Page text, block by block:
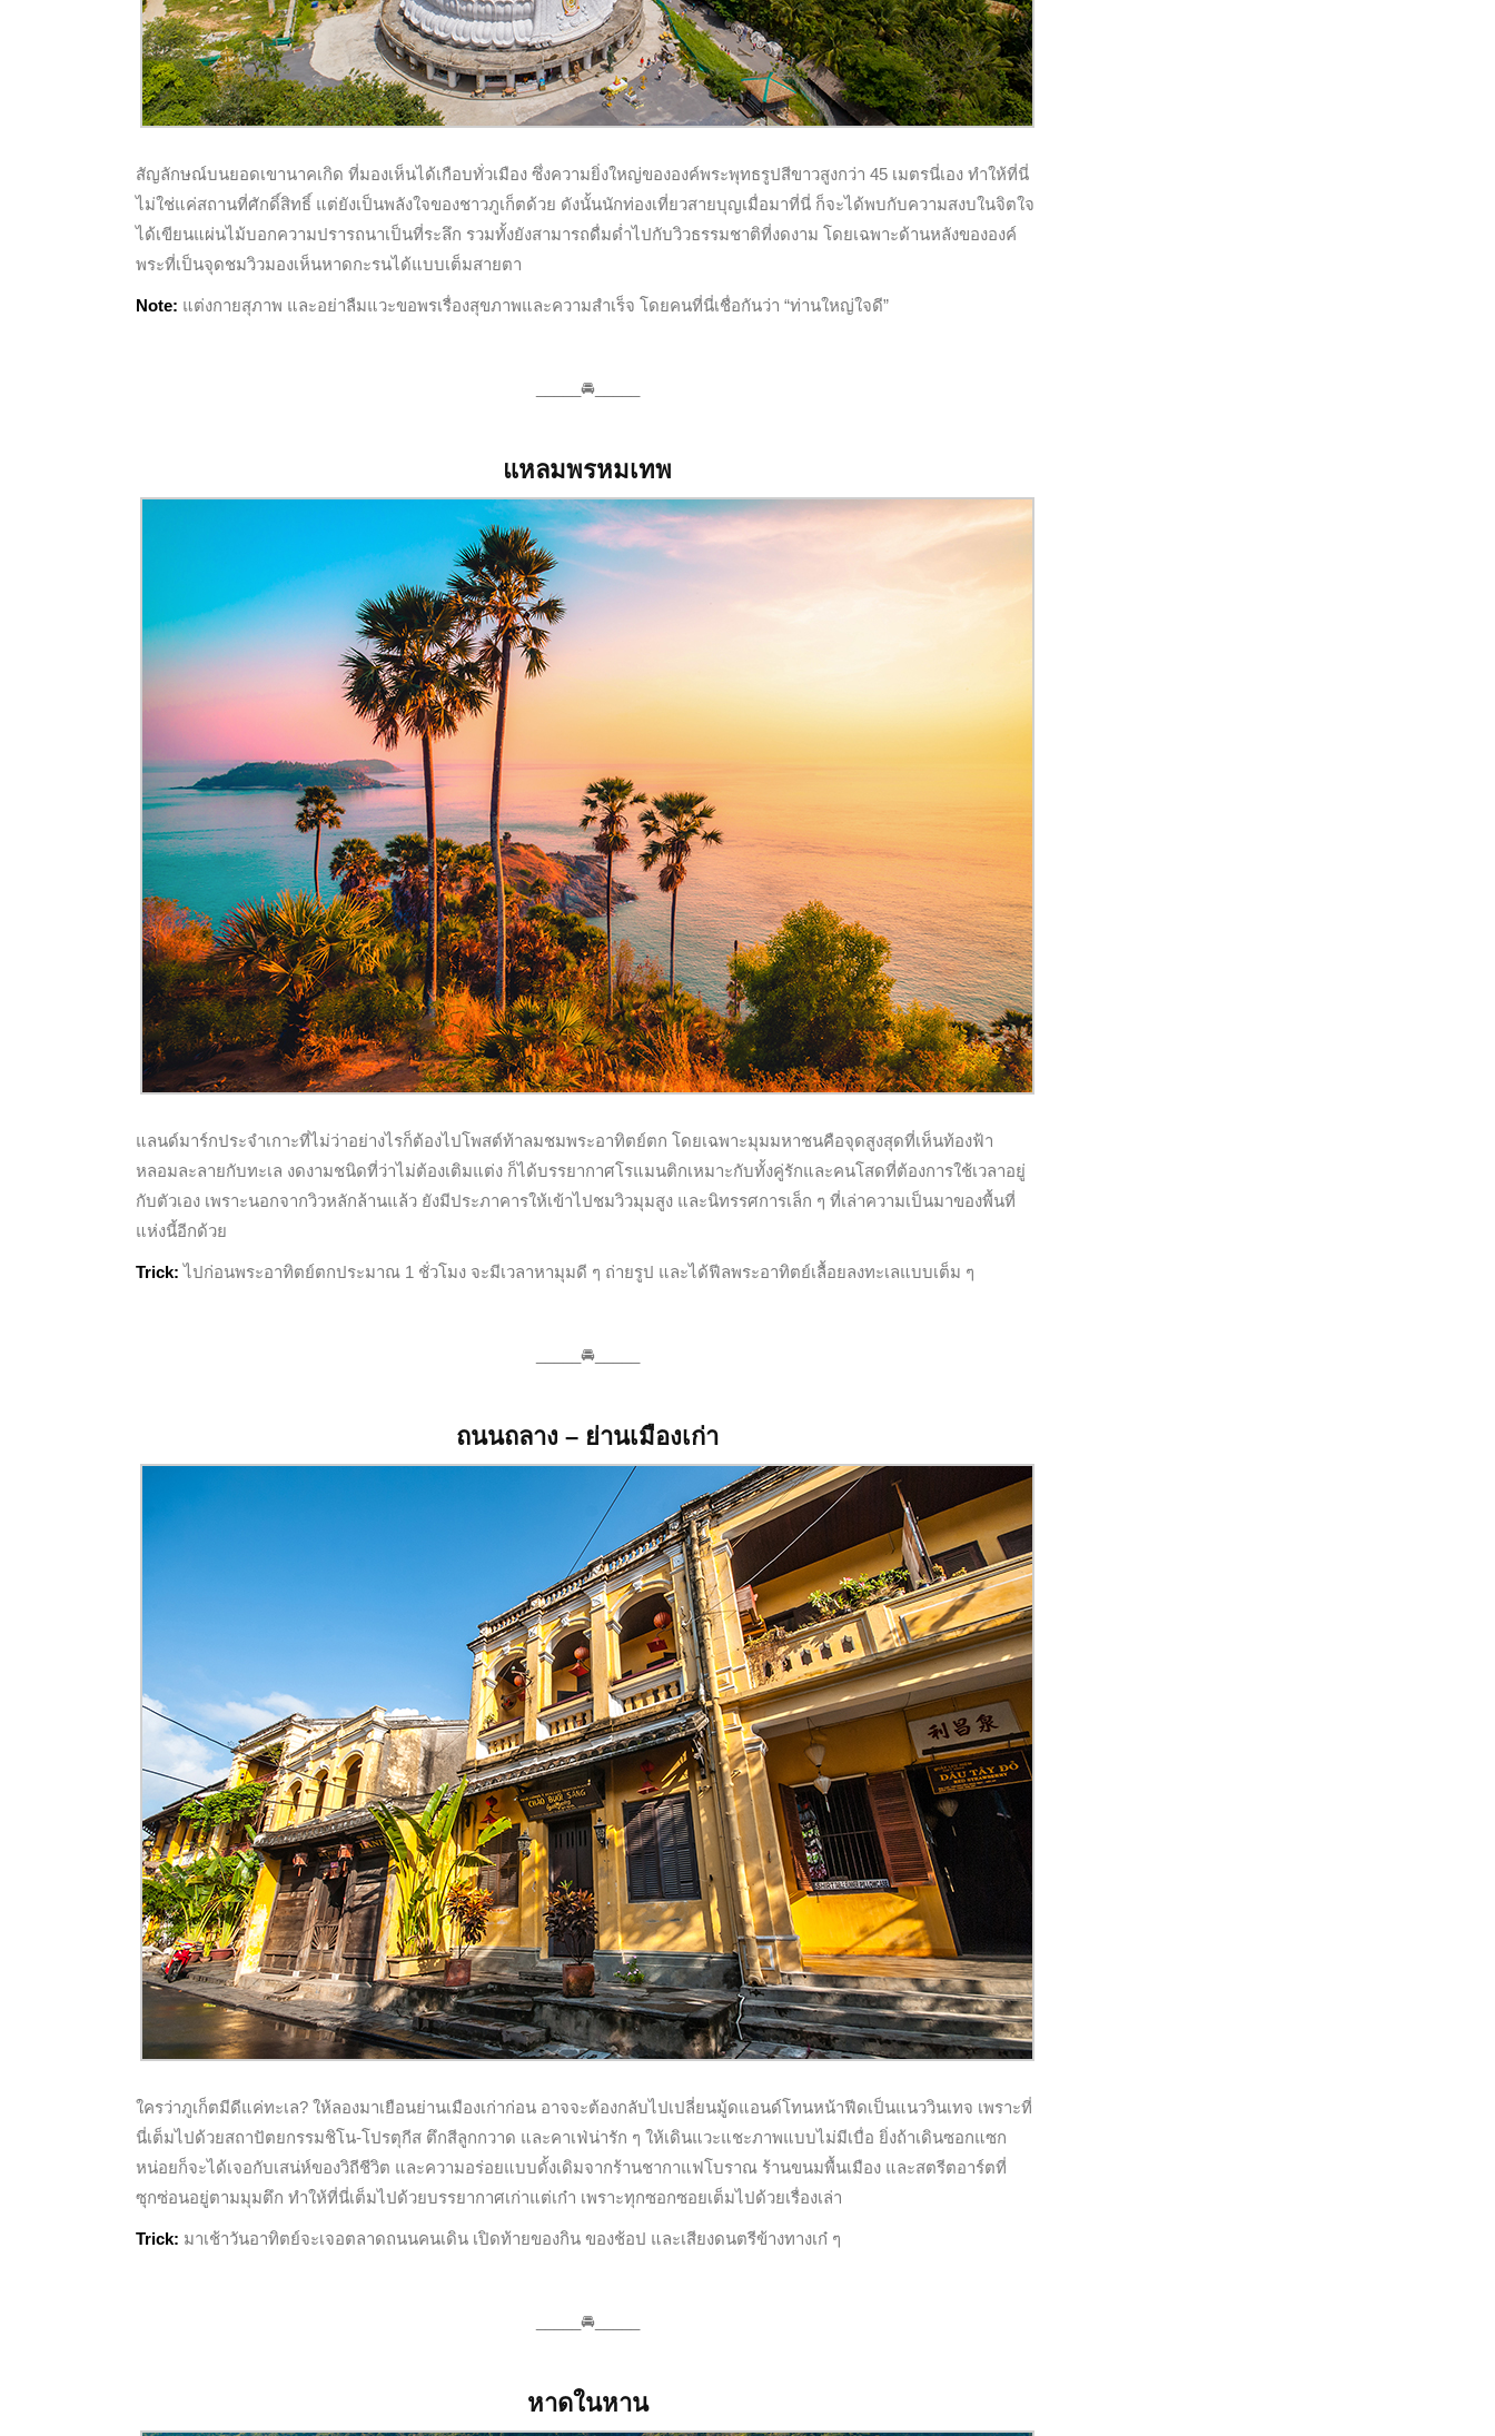
สัญลักษณ์บนยอดเขานาคเกิด ที่มองเห็นได้เกือบทั่วเมือง ซึ่งความยิ่งใหญ่ขององค์พระพุทธรูปสีขาวสูงกว่า 45 เมตรนี่เอง ทำให้ที่นี่
ไม่ใช่แค่สถานที่ศักดิ์สิทธิ์ แต่ยังเป็นพลังใจของชาวภูเก็ตด้วย ดังนั้นนักท่องเที่ยวสายบุญเมื่อมาที่นี่ ก็จะได้พบกับความสงบในจิตใจ
ได้เขียนแผ่นไม้บอกความปรารถนาเป็นที่ระลึก รวมทั้งยังสามารถดื่มด่ำไปกับวิวธรรมชาติที่งดงาม โดยเฉพาะด้านหลังขององค์
พระที่เป็นจุดชมวิวมองเห็นหาดกะรนได้แบบเต็มสายตา
Note: แต่งกายสุภาพ และอย่าลืมแวะขอพรเรื่องสุขภาพและความสำเร็จ โดยคนที่นี่เชื่อกันว่า “ท่านใหญ่ใจดี”
_____🚘_____
แหลมพรหมเทพ
แลนด์มาร์กประจำเกาะที่ไม่ว่าอย่างไรก็ต้องไปโพสต์ท้าลมชมพระอาทิตย์ตก โดยเฉพาะมุมมหาชนคือจุดสูงสุดที่เห็นท้องฟ้า
หลอมละลายกับทะเล งดงามชนิดที่ว่าไม่ต้องเติมแต่ง ก็ได้บรรยากาศโรแมนติกเหมาะกับทั้งคู่รักและคนโสดที่ต้องการใช้เวลาอยู่
กับตัวเอง เพราะนอกจากวิวหลักล้านแล้ว ยังมีประภาคารให้เข้าไปชมวิวมุมสูง และนิทรรศการเล็ก ๆ ที่เล่าความเป็นมาของพื้นที่
แห่งนี้อีกด้วย
Trick: ไปก่อนพระอาทิตย์ตกประมาณ 1 ชั่วโมง จะมีเวลาหามุมดี ๆ ถ่ายรูป และได้ฟีลพระอาทิตย์เลื้อยลงทะเลแบบเต็ม ๆ
_____🚘_____
ถนนถลาง – ย่านเมืองเก่า
ใครว่าภูเก็ตมีดีแค่ทะเล? ให้ลองมาเยือนย่านเมืองเก่าก่อน อาจจะต้องกลับไปเปลี่ยนมู้ดแอนด์โทนหน้าฟีดเป็นแนววินเทจ เพราะที่
นี่เต็มไปด้วยสถาปัตยกรรมชิโน-โปรตุกีส ตึกสีลูกกวาด และคาเฟ่น่ารัก ๆ ให้เดินแวะแชะภาพแบบไม่มีเบื่อ ยิ่งถ้าเดินซอกแซก
หน่อยก็จะได้เจอกับเสน่ห์ของวิถีชีวิต และความอร่อยแบบดั้งเดิมจากร้านชากาแฟโบราณ ร้านขนมพื้นเมือง และสตรีตอาร์ตที่
ซุกซ่อนอยู่ตามมุมตึก ทำให้ที่นี่เต็มไปด้วยบรรยากาศเก่าแต่เก๋า เพราะทุกซอกซอยเต็มไปด้วยเรื่องเล่า
Trick: มาเช้าวันอาทิตย์จะเจอตลาดถนนคนเดิน เปิดท้ายของกิน ของช้อป และเสียงดนตรีข้างทางเก๋ ๆ
_____🚘_____
หาดในหาน